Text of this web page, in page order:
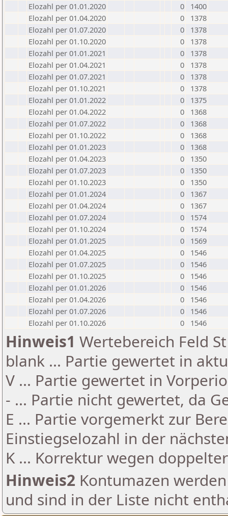
Elozahl per 01.01.2020
0
1400
Elozahl per 01.04.2020
0
1378
Elozahl per 01.07.2020
0
1378
Elozahl per 01.10.2020
0
1378
Elozahl per 01.01.2021
0
1378
Elozahl per 01.04.2021
0
1378
Elozahl per 01.07.2021
0
1378
Elozahl per 01.10.2021
0
1378
Elozahl per 01.01.2022
0
1375
Elozahl per 01.04.2022
0
1368
Elozahl per 01.07.2022
0
1368
Elozahl per 01.10.2022
0
1368
Elozahl per 01.01.2023
0
1368
Elozahl per 01.04.2023
0
1350
Elozahl per 01.07.2023
0
1350
Elozahl per 01.10.2023
0
1350
Elozahl per 01.01.2024
0
1367
Elozahl per 01.04.2024
0
1367
Elozahl per 01.07.2024
0
1574
Elozahl per 01.10.2024
0
1574
Elozahl per 01.01.2025
0
1569
Elozahl per 01.04.2025
0
1546
Elozahl per 01.07.2025
0
1546
Elozahl per 01.10.2025
0
1546
Elozahl per 01.01.2026
0
1546
Elozahl per 01.04.2026
0
1546
Elozahl per 01.07.2026
0
1546
Elozahl per 01.10.2026
0 1546
Hinweis1 Wertebereich Feld
blank ... Partie gewertet in
V ... Partie gewertet in
- ... Partie nicht gewertet, da
E ... Partie vorgemerkt zur
Einstiegselozahl in der
K ... Korrektur wegen
Hinweis2 Kontumazen
und sind in der Liste nicht